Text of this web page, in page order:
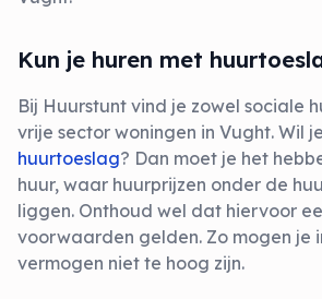
Kun je huren met
Bij Huurstunt vind je zowel sociale
vrije sector woningen in Vught. Wil
huurtoeslag? Dan moet je het
huur, waar huurprijzen onder de
liggen. Onthoud wel dat hiervoor
voorwaarden gelden. Zo mogen je
vermogen niet te hoog zijn.